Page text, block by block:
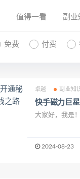
值得一看 副业
免费 付费
卓越 副业知
快手磁力巨
2024-08-23